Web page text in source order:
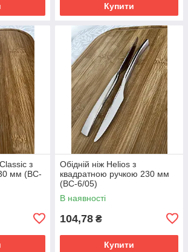
Купити
з
мм (BC-
Обідній ніж Helios з
квадратною ручкою 230 мм
(BC-6/05)
В наявності
104,78 ₴
Купити